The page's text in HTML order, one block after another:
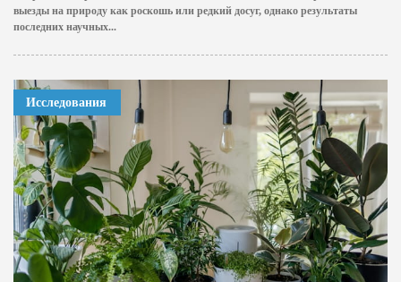
выезды на природу как роскошь или редкий досуг, однако результаты
последних научных...
Исследования